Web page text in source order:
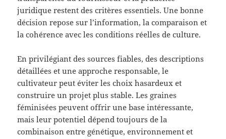
juridique restent des critères essentiels. Une bonne
décision repose sur l’information, la comparaison et
la cohérence avec les conditions réelles de culture.
En privilégiant des sources fiables, des descriptions
détaillées et une approche responsable, le
cultivateur peut éviter les choix hasardeux et
construire un projet plus stable. Les graines
féminisées peuvent offrir une base intéressante,
mais leur potentiel dépend toujours de la
combinaison entre génétique, environnement et